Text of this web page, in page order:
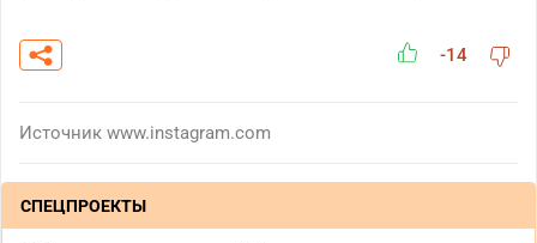
-14
Источник www.instagram.com
СПЕЦПРОЕКТЫ